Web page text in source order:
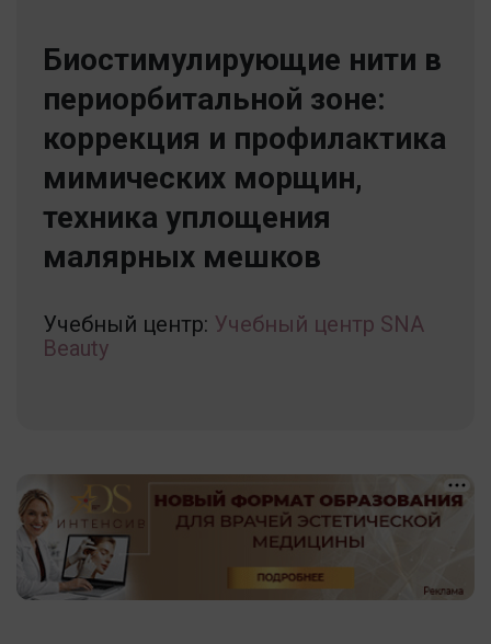
Биостимулирующие нити в
периорбитальной зоне:
коррекция и профилактика
мимических морщин,
техника уплощения
малярных мешков
Учебный центр: Учебный центр SNA
Beauty